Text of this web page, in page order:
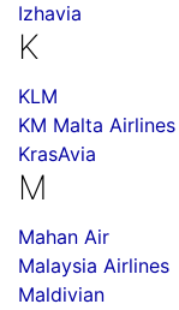
Izhavia
K
KLM
KM Malta Airlines
KrasAvia
M
Mahan Air
Malaysia Airlines
Maldivian